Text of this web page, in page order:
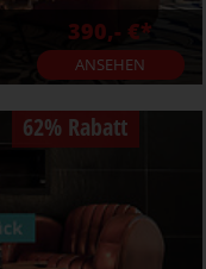
390,- €*
ANSEHEN
62% Rabatt